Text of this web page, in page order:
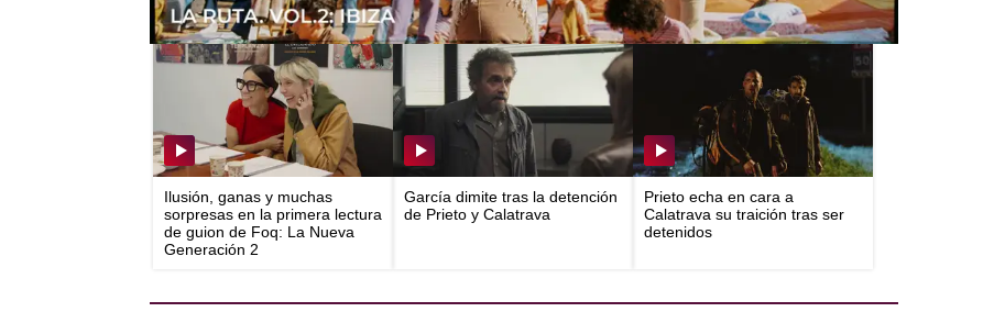
Más Noticias
Ilusión, ganas y muchas
sorpresas en la primera lectura
de guion de Foq: La Nueva
Generación 2
García dimite tras la detención
de Prieto y Calatrava
Prieto echa en cara a
Calatrava su traición tras ser
detenidos